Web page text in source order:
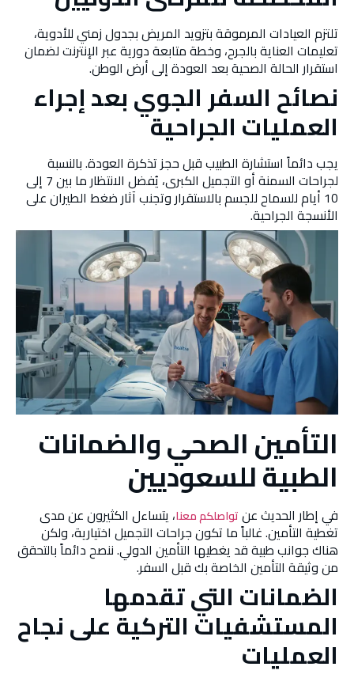
تلتزم العيادات المرموقة بتزويد المريض بجدول زمني للأدوية،
تعليمات العناية بالجرح، وخطة متابعة دورية عبر الإنترنت لضمان
استقرار الحالة الصحية بعد العودة إلى أرض الوطن.
نصائح السفر الجوي بعد إجراء
العمليات الجراحية
يجب دائماً استشارة الطبيب قبل حجز تذكرة العودة. بالنسبة
لجراحات السمنة أو التجميل الكبرى، يُفضل الانتظار ما بين 7 إلى
10 أيام للسماح للجسم بالاستقرار وتجنب آثار ضغط الطيران على
الأنسجة الجراحية.
التأمين الصحي والضمانات
الطبية للسعوديين
في إطار الحديث عنتواصلكم معنا، يتساءل الكثيرون عن مدى
تغطية التأمين. غالباً ما تكون جراحات التجميل اختيارية، ولكن
هناك جوانب طبية قد يغطيها التأمين الدولي. ننصح دائماً بالتحقق
من وثيقة التأمين الخاصة بك قبل السفر.
الضمانات التي تقدمها
المستشفيات التركية على نجاح
العمليات